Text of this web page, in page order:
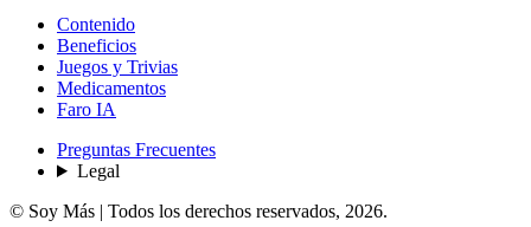
Contenido
Beneficios
Juegos y Trivias
Medicamentos
Faro IA
Preguntas Frecuentes
Legal
© Soy Más | Todos los derechos reservados, 2026.